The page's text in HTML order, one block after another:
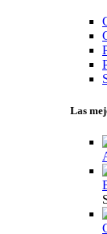
Las